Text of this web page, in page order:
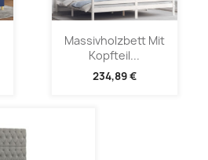
Massivholzbett Mit
Kopfteil...
234,89 €